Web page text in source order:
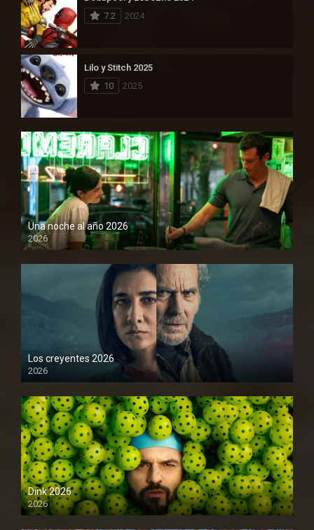
7.2
2024
Lilo y Stitch 2025
10
2025
Una noche al año 2026
2026
1080P
Los creyentes 2026
2026
1080P
Dink 2026
2026
1080P